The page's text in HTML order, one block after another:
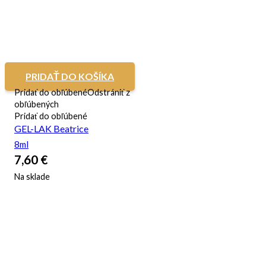
PRIDAŤ DO KOŠÍKA
Pridať do obľúbenéOdstrániť z
obľúbených
Pridať do obľúbené
GEL-LAK Beatrice
8ml
7,60 €
Na sklade